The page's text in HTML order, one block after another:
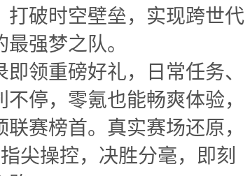
打破时空壁垒，实现跨世代
强梦之队。
领重磅好礼，日常任务、
停，零氪也能畅爽体验，
赛榜首。真实赛场还原，
尖操控，决胜分毫，即刻